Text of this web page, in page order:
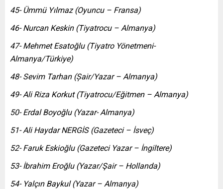
45- Ümmü Yılmaz (Oyuncu – Fransa)
46- Nurcan Keskin (Tiyatrocu – Almanya)
47- Mehmet Esatoğlu (Tiyatro Yönetmeni-
Almanya/Türkiye)
48- Sevim Tarhan (Șair/Yazar – Almanya)
49- Ali Riza Korkut (Tiyatrocu/Eğitmen – Almanya)
50- Erdal Boyoğlu (Yazar- Almanya)
51- Ali Haydar NERGİS (Gazeteci – İsveç)
52- Faruk Eskioğlu (Gazeteci Yazar – İngiltere)
53- İbrahim Eroğlu (Yazar/Şair – Hollanda)
54- Yalçın Baykul (Yazar – Almanya)